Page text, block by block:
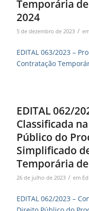
Temporária
2024
5 de dezembro de 2023 /
EDITAL 063/2023 –
Contratação
EDITAL 062/
Classificada
Público do
Simplificado
Temporária
26 de julho de 2023 / em
EDITAL 062/2023 –